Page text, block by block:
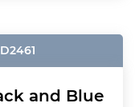
and Blue